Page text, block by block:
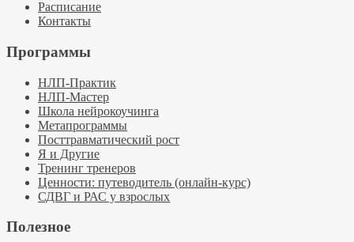
Расписание
Контакты
Программы
НЛП-Практик
НЛП-Мастер
Школа нейрокоучинга
Метапрограммы
Посттравматический рост
Я и Другие
Тренинг тренеров
Ценности: путеводитель (онлайн-курс)
СДВГ и РАС у взрослых
Полезное